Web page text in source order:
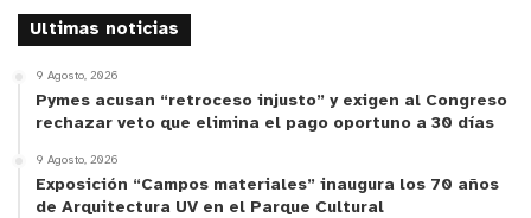
Ultimas noticias
9 Agosto, 2026
Pymes acusan “retroceso injusto” y exigen al Congreso
rechazar veto que elimina el pago oportuno a 30 días
9 Agosto, 2026
Exposición “Campos materiales” inaugura los 70 años
de Arquitectura UV en el Parque Cultural